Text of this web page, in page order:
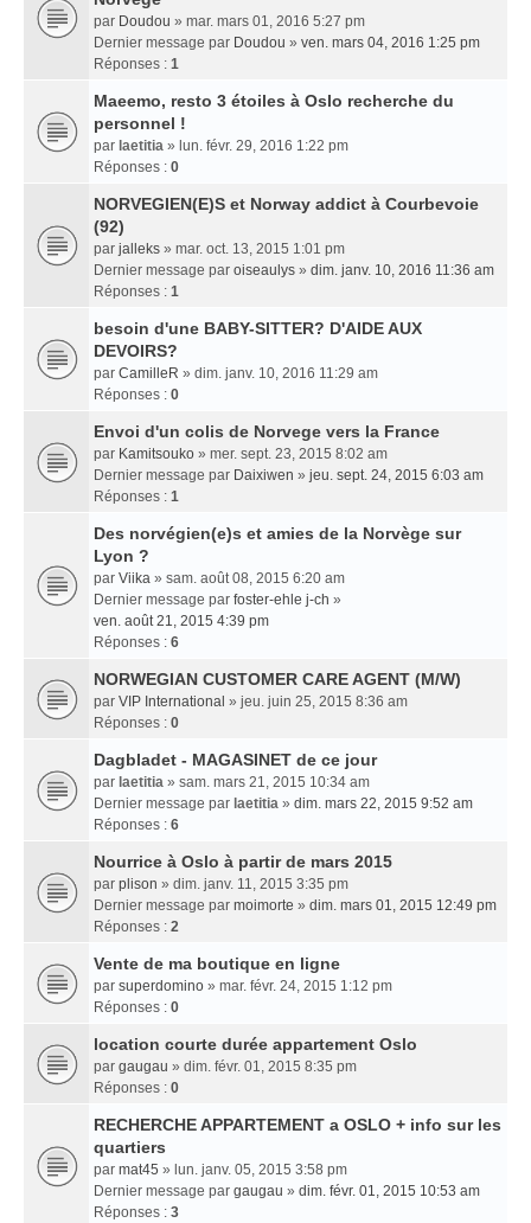
par Doudou » mar. mars 01, 2016 5:27 pm
Dernier message par Doudou » ven. mars 04, 2016 1:25 pm
Réponses : 1
Maeemo, resto 3 étoiles à Oslo recherche du
personnel !
par laetitia » lun. févr. 29, 2016 1:22 pm
Réponses : 0
NORVEGIEN(E)S et Norway addict à Courbevoie
(92)
par jalleks » mar. oct. 13, 2015 1:01 pm
Dernier message par oiseaulys » dim. janv. 10, 2016 11:36 am
Réponses : 1
besoin d'une BABY-SITTER? D'AIDE AUX
DEVOIRS?
par CamilleR » dim. janv. 10, 2016 11:29 am
Réponses : 0
Envoi d'un colis de Norvege vers la France
par Kamitsouko » mer. sept. 23, 2015 8:02 am
Dernier message par Daixiwen » jeu. sept. 24, 2015 6:03 am
Réponses : 1
Des norvégien(e)s et amies de la Norvège sur
Lyon ?
par Viika » sam. août 08, 2015 6:20 am
Dernier message par foster-ehle j-ch »
ven. août 21, 2015 4:39 pm
Réponses : 6
NORWEGIAN CUSTOMER CARE AGENT (M/W)
par VIP International » jeu. juin 25, 2015 8:36 am
Réponses : 0
Dagbladet - MAGASINET de ce jour
par laetitia » sam. mars 21, 2015 10:34 am
Dernier message par laetitia » dim. mars 22, 2015 9:52 am
Réponses : 6
Nourrice à Oslo à partir de mars 2015
par plison » dim. janv. 11, 2015 3:35 pm
Dernier message par moimorte » dim. mars 01, 2015 12:49 pm
Réponses : 2
Vente de ma boutique en ligne
par superdomino » mar. févr. 24, 2015 1:12 pm
Réponses : 0
location courte durée appartement Oslo
par gaugau » dim. févr. 01, 2015 8:35 pm
Réponses : 0
RECHERCHE APPARTEMENT a OSLO + info sur les
quartiers
par mat45 » lun. janv. 05, 2015 3:58 pm
Dernier message par gaugau » dim. févr. 01, 2015 10:53 am
Réponses : 3